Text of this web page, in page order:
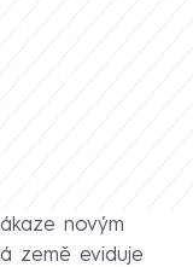
novým
země eviduje